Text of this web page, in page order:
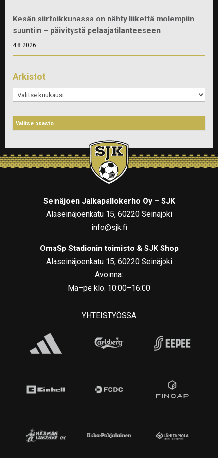
Kesän siirtoikkunassa on nähty liikettä molempiin
suuntiin – päivitystä pelaajatilanteeseen
4.8.2026
Arkistot
Arkistot
Seinäjoen Jalkapallokerho Oy – SJK
Alaseinäjoenkatu 15, 60220 Seinäjoki
info@sjk.fi
OmaSp Stadionin toimisto & SJK Shop
Alaseinäjoenkatu 15, 60220 Seinäjoki
Avoinna:
Ma–pe klo. 10:00–16:00
YHTEISTYÖSSÄ